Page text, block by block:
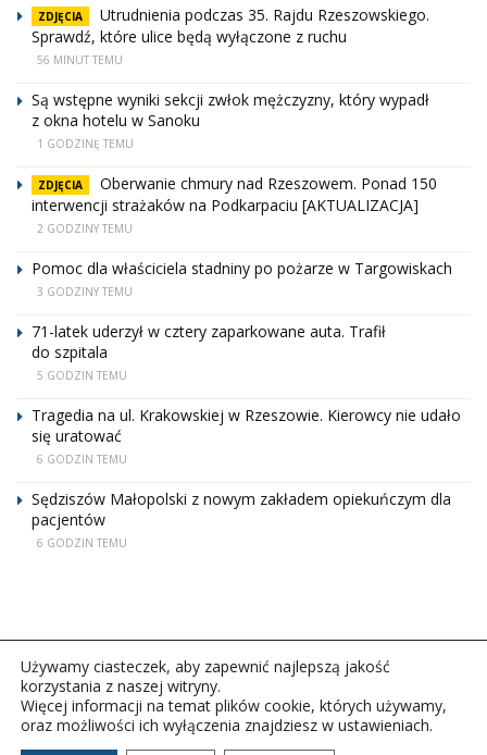
ZDJĘCIA
Utrudnienia podczas 35. Rajdu Rzeszowskiego.
Sprawdź, które ulice będą wyłączone z ruchu
56 MINUT TEMU
Są wstępne wyniki sekcji zwłok mężczyzny, który wypadł
z okna hotelu w Sanoku
1 GODZINĘ TEMU
ZDJĘCIA
Oberwanie chmury nad Rzeszowem. Ponad 150
interwencji strażaków na Podkarpaciu [AKTUALIZACJA]
2 GODZINY TEMU
Pomoc dla właściciela stadniny po pożarze w Targowiskach
3 GODZINY TEMU
71-latek uderzył w cztery zaparkowane auta. Trafił
do szpitala
5 GODZIN TEMU
Tragedia na ul. Krakowskiej w Rzeszowie. Kierowcy nie udało
się uratować
6 GODZIN TEMU
Sędziszów Małopolski z nowym zakładem opiekuńczym dla
pacjentów
6 GODZIN TEMU
Copyright © 2026Polskie Radio Rzeszów S.A. w likwidacj.
Używamy ciasteczek, aby zapewnić najlepszą jakość
korzystania z naszej witryny.
Więcej informacji na temat plików cookie, których używamy,
oraz możliwości ich wyłączenia znajdziesz w ustawieniach.